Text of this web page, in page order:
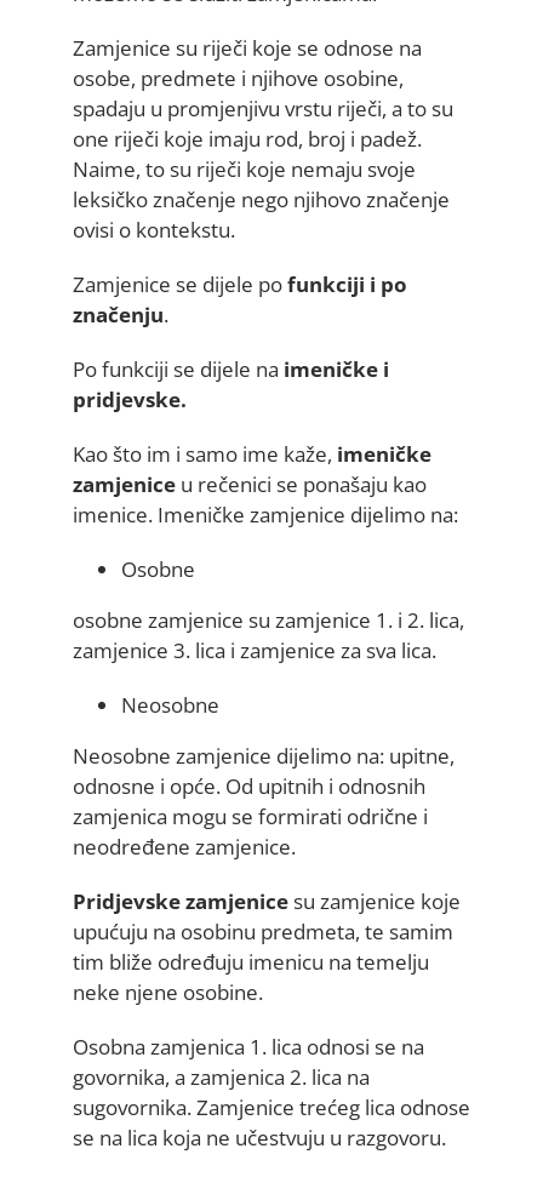
Zamjenice su riječi koje se odnose na
osobe, predmete i njihove osobine,
spadaju u promjenjivu vrstu riječi, a to su
one riječi koje imaju rod, broj i padež.
Naime, to su riječi koje nemaju svoje
leksičko značenje nego njihovo značenje
ovisi o kontekstu.
Zamjenice se dijele pofunkciji i po
značenju.
Po funkciji se dijele na imeničke i
pridjevske.
Kao što im i samo ime kaže, imeničke
zamjenice u rečenici se ponašaju kao
imenice. Imeničke zamjenice dijelimo na:
Osobne
osobne zamjenice su zamjenice 1. i 2. lica,
zamjenice 3. lica i zamjenice za sva lica.
Neosobne
Neosobne zamjenice dijelimo na: upitne,
odnosne i opće. Od upitnih i odnosnih
zamjenica mogu se formirati odrične i
neodređene zamjenice.
Pridjevske zamjenicesu zamjenice koje
upućuju na osobinu predmeta, te samim
tim bliže određuju imenicu na temelju
neke njene osobine.
Osobna zamjenica 1. lica odnosi se na
govornika, a zamjenica 2. lica na
sugovornika. Zamjenice trećeg lica odnose
se na lica koja ne učestvuju u razgovoru.